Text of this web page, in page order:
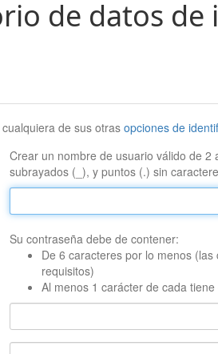
de datos
de sus otrasopciones de
Crear un nombre de usuario válido de
subrayados (_), y puntos (.) sin
Su contraseña debe de contener:
De 6 caracteres por lo menos
requisitos)
Al menos 1 carácter de cada